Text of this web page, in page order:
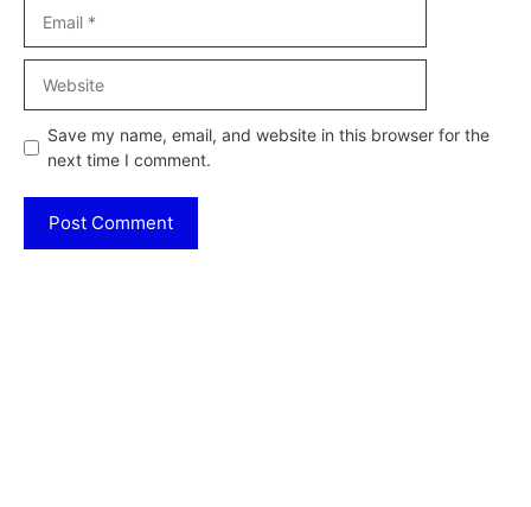
Save my name, email, and website in this browser for the
next time I comment.